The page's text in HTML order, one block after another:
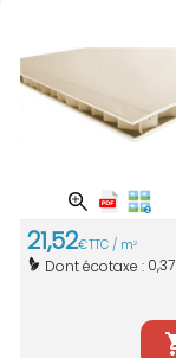
21,52€TTC / m2
Dont écotaxe : 0,37